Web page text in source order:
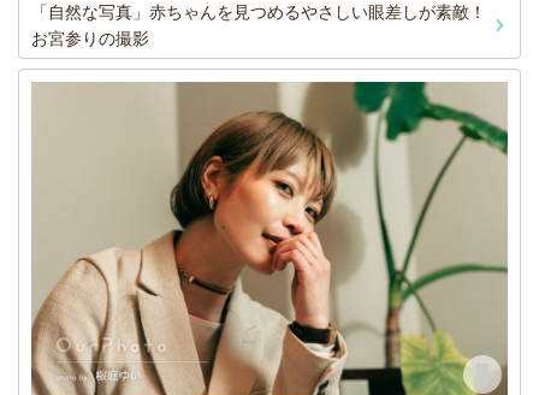
「自然な写真」赤ちゃんを見つめるやさしい眼差しが素敵！
お宮参りの撮影